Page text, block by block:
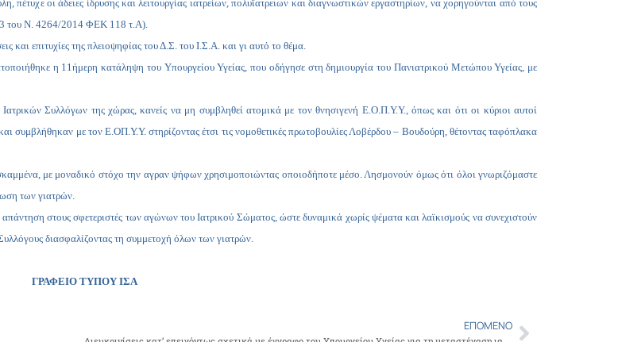
οι άδειες ίδρυσης και λειτουργίας ιατρείων, πολυϊατρειων και διαγνωστικών εργαστηρίων, να χορηγούνται από τους
του Ν. 4264/2014 ΦΕΚ 118 τ.Α).
και επιτυχίες της πλειοψηφίας του Δ.Σ. του Ι.Σ.Α. και γι αυτό το θέμα.
η 11ήμερη κατάληψη του Υπουργείου Υγείας, που οδήγησε στη δημιουργία του Πανιατρικού Μετώπου Υγείας, με
Συλλόγων της χώρας, κανείς να μη συμβληθεί ατομικά με τον θνησιγενή Ε.Ο.Π.Υ.Υ., όπως και ότι οι κύριοι αυτοί
συμβλήθηκαν με τον Ε.ΟΠ.Υ.Υ. στηρίζοντας έτσι τις νομοθετικές πρωτοβουλίες Λοβέρδου – Βουδούρη, θέτοντας ταφόπλακα
με μοναδικό στόχο την αγραν ψήφων χρησιμοποιώντας οποιοδήποτε μέσο. Λησμονούν όμως ότι όλοι γνωριζόμαστε
των γιατρών.
στους σφετεριστές των αγώνων του Ιατρικού Σώματος, ώστε δυναμικά χωρίς ψέματα και λαϊκισμούς να συνεχιστούν
διασφαλίζοντας τη συμμετοχή όλων των γιατρών.
ΓΡΑΦΕΙΟ ΤΥΠΟΥ ΙΣΑ
ΕΠΌΜΕΝΟNext